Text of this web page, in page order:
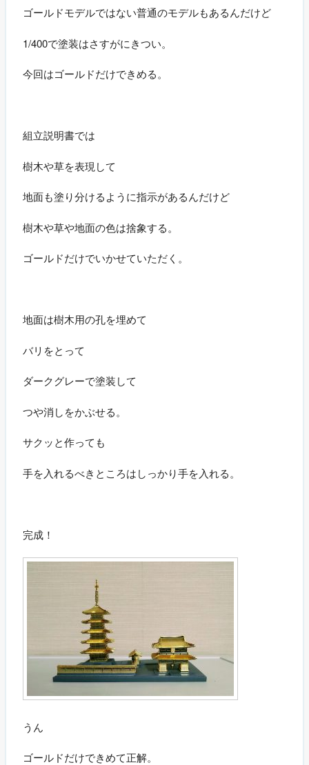
ゴールドモデルではない普通のモデルもあるんだけど
1/400で塗装はさすがにきつい。
今回はゴールドだけできめる。
組立説明書では
樹木や草を表現して
地面も塗り分けるように指示があるんだけど
樹木や草や地面の色は捨象する。
ゴールドだけでいかせていただく。
地面は樹木用の孔を埋めて
バリをとって
ダークグレーで塗装して
つや消しをかぶせる。
サクッと作っても
手を入れるべきところはしっかり手を入れる。
完成！
うん
ゴールドだけできめて正解。